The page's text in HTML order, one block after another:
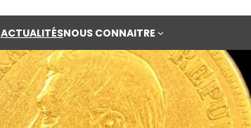
ACTUALITÉSNOUS CONNAITRE